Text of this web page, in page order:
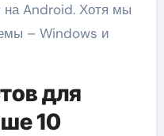
на Android. Хотя мы
– Windows и
для
10